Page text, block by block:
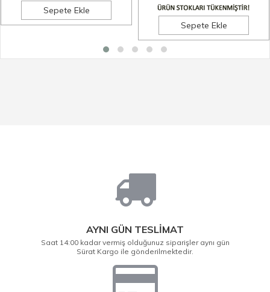
Sepete Ekle
Sepete Ekle
AYNI GÜN TESLİMAT
Saat 14:00 kadar vermiş olduğunuz siparişler aynı gün
Sürat Kargo ile gönderilmektedir.